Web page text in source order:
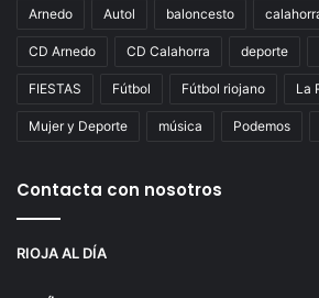
Arnedo Autol baloncesto
CD Arnedo CD Calahorra deporte
FIESTAS Fútbol Fútbol riojano La
Mujer y Deporte música Podemos
Contacta con nosotros
RIOJA AL DÍA